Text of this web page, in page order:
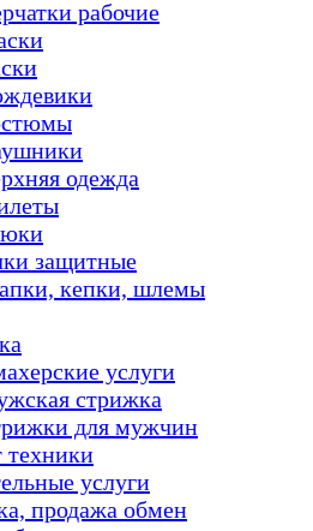
рабочие
одежда
защитные
кепки, шлемы
услуги
стрижка
для мужчин
техники
услуги
продажа обмен